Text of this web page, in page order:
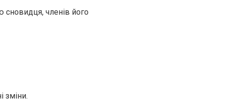
сновидця, членів його
зміни.